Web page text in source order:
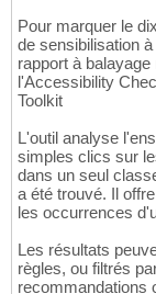
Pour marquer le
de sensibilisation
rapport à
l'Accessibility
Toolkit
L'outil analyse
simples clics sur
dans un seul
a été trouvé. Il
les occurrences
Les résultats
règles, ou filtrés
recommandations